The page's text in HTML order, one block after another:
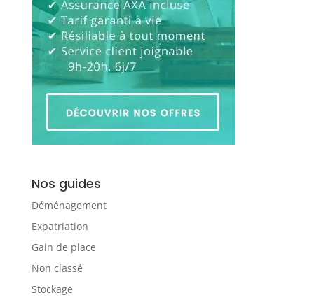
Nos guides
Déménagement
Expatriation
Gain de place
Non classé
Stockage